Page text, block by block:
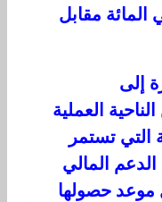
المائة مقابل
إلى
العملية
التي تستمر
المالي
موعد حصولها